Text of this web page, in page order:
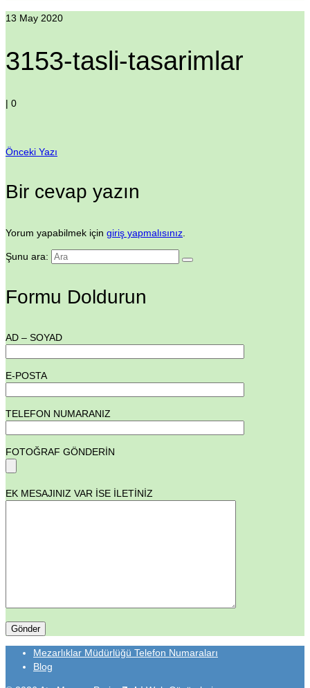
13 May 2020
3153-tasli-tasarimlar
| 0
Önceki Yazı
Bir cevap yazın
Yorum yapabilmek için giriş yapmalısınız
Şunu ara:
Formu Doldurun
AD – SOYAD
E-POSTA
TELEFON NUMARANIZ
FOTOĞRAF GÖNDERİN
EK MESAJINIZ VAR İSE İLETİNİZ
Mezarlıklar Müdürlüğü Telefon Numaraları
Blog